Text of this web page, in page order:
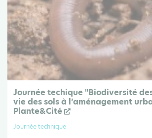
Journée techique "Biodiversité
vie des sols à l’aménagement
Plante&Cité
Journée technique